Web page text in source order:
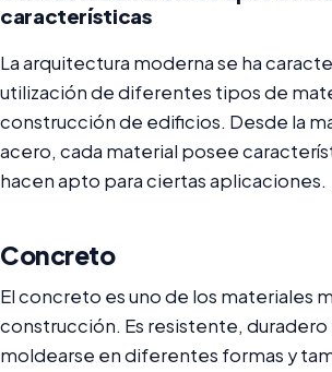
características
La arquitectura moderna se ha
utilización de diferentes tipos de
construcción de edificios. Desde la
acero, cada material posee
hacen apto para ciertas aplicaciones.
Concreto
El concreto es uno de los materiales
construcción. Es resistente, duradero
moldearse en diferentes formas y